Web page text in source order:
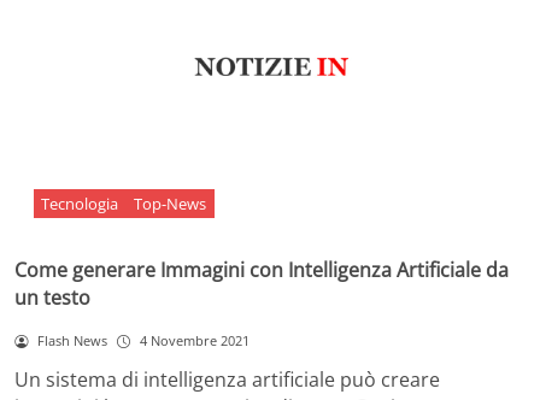
Tecnologia Top-News
Come generare Immagini con Intelligenza Artificiale da
un testo
Flash News 4 Novembre 2021
Un sistema di intelligenza artificiale può creare